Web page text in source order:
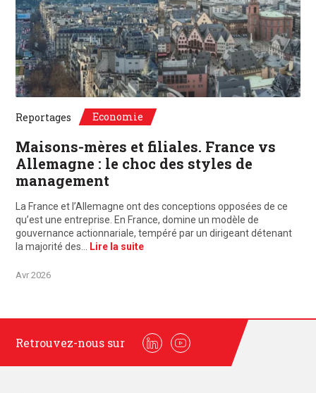
Reportages Economie
Maisons-mères et filiales. France vs
Allemagne : le choc des styles de
management
La France et l’Allemagne ont des conceptions opposées de ce
qu’est une entreprise. En France, domine un modèle de
gouvernance actionnariale, tempéré par un dirigeant détenant
la majorité des…
Lire la suite
Avr 2026
Retrouvez-nous sur
LinkedinYoutube